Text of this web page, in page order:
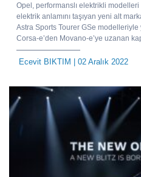
Opel, performanslı elektrikli
elektrik anlamını taşıyan yeni alt
Astra Sports Tourer GSe modelleriyle
Corsa-e’den Movano-e’ye uzanan
Ecevit BIKTIM | 02 Aralık 2022